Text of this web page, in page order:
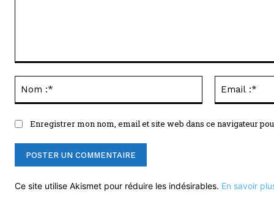
Enregistrer mon nom, email et site web dans ce navigateur
Ce site utilise Akismet pour réduire les indésirables. En savoir